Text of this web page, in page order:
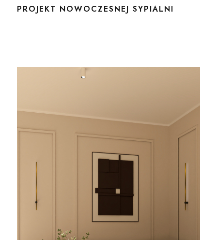
PROJEKT NOWOCZESNEJ SYPIALNI